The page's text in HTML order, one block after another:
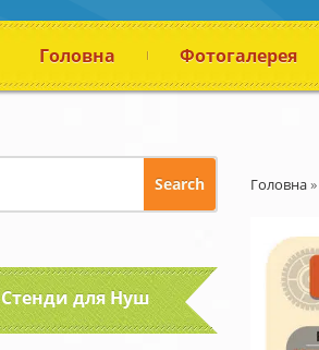
Головна Фотогалерея
Стенди для Нуш
Головна»